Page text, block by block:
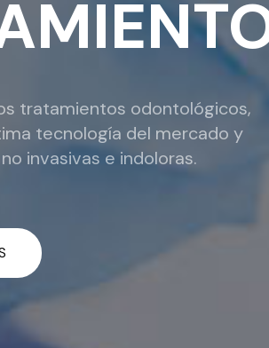
tratamientos odontológicos,
tecnología del mercado y
invasivas e indoloras.